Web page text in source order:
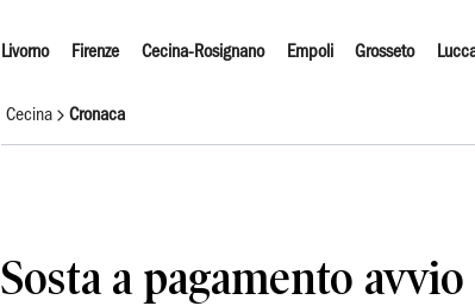
Livorno Firenze Cecina-Rosignano Empoli Grosseto
Cecina Cronaca
Sosta a pagamento avvio